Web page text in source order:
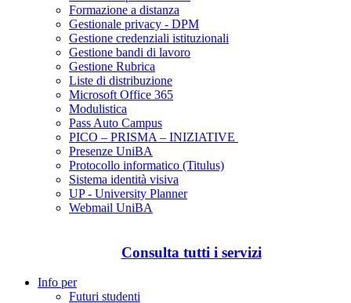
Formazione a distanza
Gestionale privacy - DPM
Gestione credenziali istituzionali
Gestione bandi di lavoro
Gestione Rubrica
Liste di distribuzione
Microsoft Office 365
Modulistica
Pass Auto Campus
PICO – PRISMA – INIZIATIVE
Presenze UniBA
Protocollo informatico (Titulus)
Sistema identità visiva
UP - University Planner
Webmail UniBA
Consulta tutti i servizi
Info per
Futuri studenti